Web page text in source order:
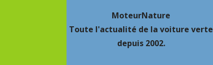
MoteurNature
Toute l'actualité de la voiture verte
depuis 2002.